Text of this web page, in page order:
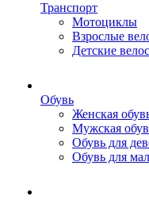
Транспорт
Мотоциклы
Взрослые
Детские
Обувь
Женская
Мужская
Обувь для
Обувь для